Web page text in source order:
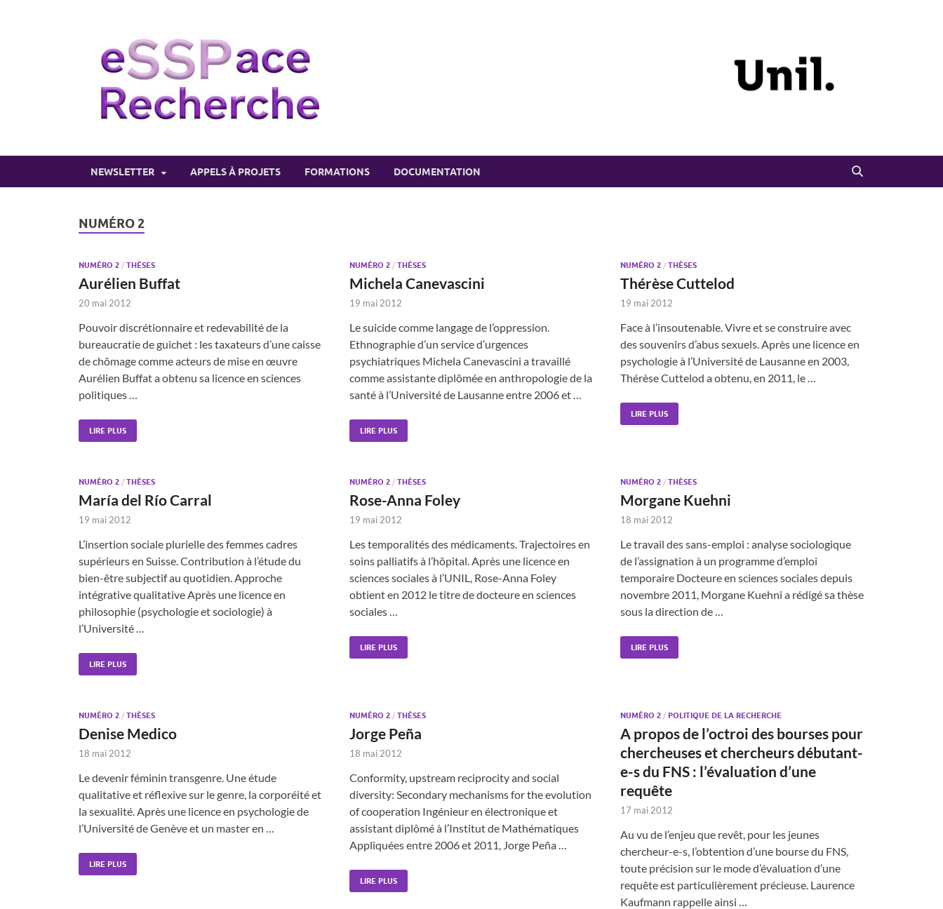
NEWSLETTER APPELS À PROJETS FORMATIONS DOCUMENTATION
NUMÉRO 2
NUMÉRO 2 / THÈSES
Aurélien Buffat
20 mai 2012
Pouvoir discrétionnaire et redevabilité de la
bureaucratie de guichet : les taxateurs d’une caisse
de chômage comme acteurs de mise en œuvre
Aurélien Buffat a obtenu sa licence en sciences
politiques …
LIRE PLUS
NUMÉRO 2 / THÈSES
Michela Canevascini
19 mai 2012
Le suicide comme langage de l’oppression.
Ethnographie d’un service d’urgences
psychiatriques Michela Canevascini a travaillé
comme assistante diplômée en anthropologie de la
santé à l’Université de Lausanne entre 2006 et …
LIRE PLUS
NUMÉRO 2 / THÈSES
Thérèse Cuttelod
19 mai 2012
Face à l’insoutenable. Vivre et se construire avec
des souvenirs d’abus sexuels. Après une licence en
psychologie à l’Université de Lausanne en 2003,
Thérèse Cuttelod a obtenu, en 2011, le …
LIRE PLUS
NUMÉRO 2 / THÈSES
María del Río Carral
19 mai 2012
L’insertion sociale plurielle des femmes cadres
supérieurs en Suisse. Contribution à l’étude du
bien-être subjectif au quotidien. Approche
intégrative qualitative Après une licence en
philosophie (psychologie et sociologie) à
l’Université …
LIRE PLUS
NUMÉRO 2 / THÈSES
Rose-Anna Foley
19 mai 2012
Les temporalités des médicaments. Trajectoires en
soins palliatifs à l’hôpital. Après une licence en
sciences sociales à l’UNIL, Rose-Anna Foley
obtient en 2012 le titre de docteure en sciences
sociales …
LIRE PLUS
NUMÉRO 2 / THÈSES
Morgane Kuehni
18 mai 2012
Le travail des sans-emploi : analyse sociologique
de l’assignation à un programme d’emploi
temporaire Docteure en sciences sociales depuis
novembre 2011, Morgane Kuehni a rédigé sa thèse
sous la direction de …
LIRE PLUS
NUMÉRO 2 / THÈSES
Denise Medico
18 mai 2012
Le devenir féminin transgenre. Une étude
qualitative et réflexive sur le genre, la corporéité et
la sexualité. Après une licence en psychologie de
l’Université de Genève et un master en …
LIRE PLUS
NUMÉRO 2 / THÈSES
Jorge Peña
18 mai 2012
Conformity, upstream reciprocity and social
diversity: Secondary mechanisms for the evolution
of cooperation Ingénieur en électronique et
assistant diplômé à l’Institut de Mathématiques
Appliquées entre 2006 et 2011, Jorge Peña …
LIRE PLUS
NUMÉRO 2 / POLITIQUE DE LA RECHERCHE
A propos de l’octroi des bourses pour
chercheuses et chercheurs débutant-
e-s du FNS : l’évaluation d’une
requête
17 mai 2012
Au vu de l’enjeu que revêt, pour les jeunes
chercheur-e-s, l’obtention d’une bourse du FNS,
toute précision sur le mode d’évaluation d’une
requête est particulièrement précieuse. Laurence
Kaufmann rappelle ainsi …